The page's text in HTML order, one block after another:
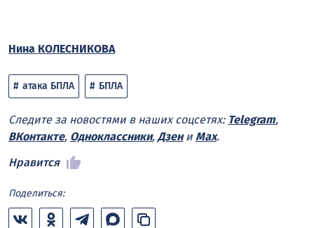
Нина КОЛЕСНИКОВА
атака БПЛА БПЛА
Следите за новостями в наших соцсетях: Telegram,
ВКонтакте, Одноклассники, Дзени Max.
Нравится
Поделиться: